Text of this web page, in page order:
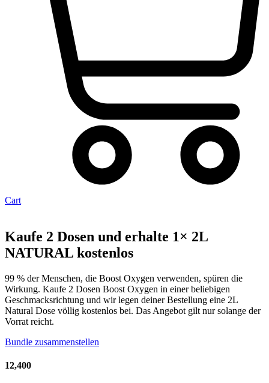
Cart
Kaufe 2 Dosen und erhalte 1× 2L
NATURAL kostenlos
99 % der Menschen, die Boost Oxygen verwenden, spüren die
Wirkung. Kaufe 2 Dosen Boost Oxygen in einer beliebigen
Geschmacksrichtung und wir legen deiner Bestellung eine 2L
Natural Dose völlig kostenlos bei. Das Angebot gilt nur solange der
Vorrat reicht.
Bundle zusammenstellen
12,400